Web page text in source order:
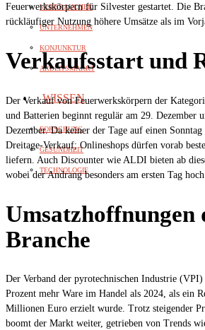
VERBRAUCHER
UNTERNEHMEN
KONJUNKTUR
ARBEITSMARKT
WISSEN
FORSCHUNG
GESUNDHEIT
TECHNOLOGIE
Feuerwerkskörpern für Silvester gestartet. Die
rückläufiger Nutzung höhere Umsätze als im
Verkaufsstart und
Der Verkauf von Feuerwerkskörpern der
und Batterien beginnt regulär am 29. Dezember
Dezember. Da keiner der Tage auf einen
Dreitage-Verkauf; Onlineshops dürfen vorab
liefern. Auch Discounter wie ALDI bieten ab
wobei der Andrang besonders am ersten Tag hoch
Umsatzhoffnungen
Branche
Der Verband der pyrotechnischen Industrie
Prozent mehr Ware im Handel als 2024, als ein
Millionen Euro erzielt wurde. Trotz steigender
boomt der Markt weiter, getrieben von Trends